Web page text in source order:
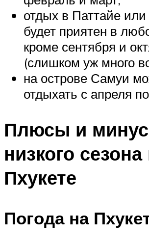
отдых в Паттайе или
будет приятен в
кроме сентября и
(слишком уж много
на острове Самуи
отдыхать с апреля
Плюсы и
низкого сезона
Пхукете
Погода на